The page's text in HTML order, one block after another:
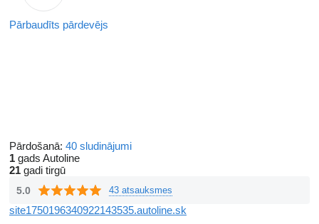
but also a faster turnaround time.
Pārbaudīts pārdevējs
Pārdošanā: 40 sludinājumi
1 gads Autoline
21 gadi tirgū
5.0 43 atsauksmes
site1750196340922143535.autoline.sk